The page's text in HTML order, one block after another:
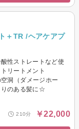
＋TR /ヘアケアプ
性ストレートなど使
リートメント
洞（ダメージホー
りのある髪に☆
210分 ￥22,000